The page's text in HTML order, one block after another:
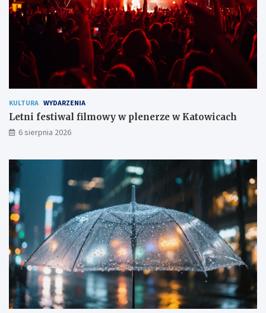
s
z
KULTURA WYDARZENIA
Letni festiwal filmowy w plenerze w Katowicach
6 sierpnia 2026